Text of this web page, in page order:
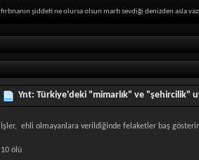
fırtınanın şiddeti ne olursa olsun martı sevdiği denizden asla
Ynt: Türkiye'deki "mimarlık" ve "şehircilik"
İşler, ehli olmayanlara verildiğinde felaketler baş
10 ölü